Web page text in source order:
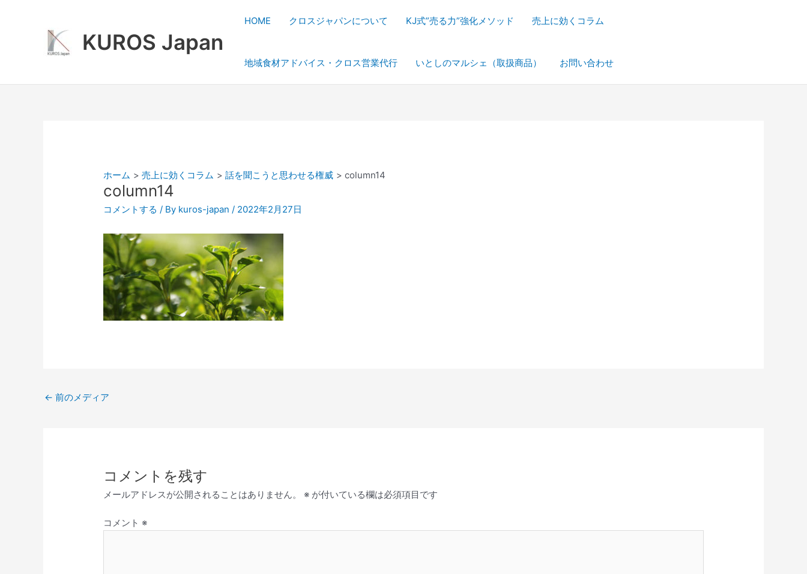
KUROS Japan
HOME クロスジャパンについて KJ式”売る力”強化メソッド 売上に効くコラム
地域食材アドバイス・クロス営業代行 いとしのマルシェ（取扱商品） お問い合わせ
ホーム 売上に効くコラム 話を聞こうと思わせる権威 column14
column14
コメントする / By kuros-japan/ 2022年2月27日
← 前のメディア
コメントを残す
メールアドレスが公開されることはありません。 ※ が付いている欄は必須項目です
コメント ※